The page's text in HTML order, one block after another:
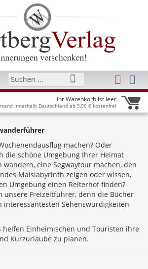
Ihr Warenkorb ist leer
innerhalb Deutschland ab 9,90 € kostenfrei
machen? Oder
die schöne Umgebung Ihrer Heimat
wandern, eine Segwaytour machen, den
Maislabyrinth zeigen oder wissen,
Umgebung einen Reiterhof finden?
unsere Freizeitführer, denn die Bücher
interessantesten Sehenswürdigkeiten
helfen Einheimischen und Touristen ihre
Kurzurlaube zu planen.